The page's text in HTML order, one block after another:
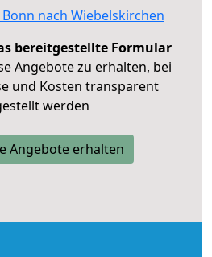
nach Wiebelskirchen
bereitgestellte Formular
Angebote zu erhalten, bei
und Kosten transparent
werden
Angebote erhalten